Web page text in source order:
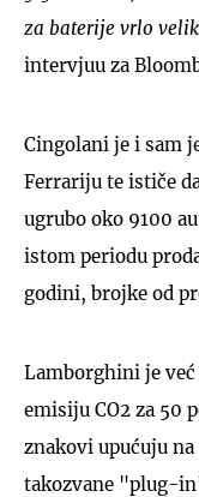
za baterije vrlo
intervjuu za
Cingolani je i sam
Ferrariju te ističe
ugrubo oko 9100
istom periodu
godini, brojke od
Lamborghini je
emisiju CO2 za 50
znakovi upućuju
takozvane "plug-